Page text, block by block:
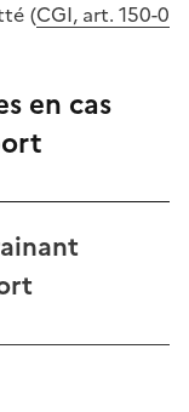
(CGI, art. 150-0
en cas